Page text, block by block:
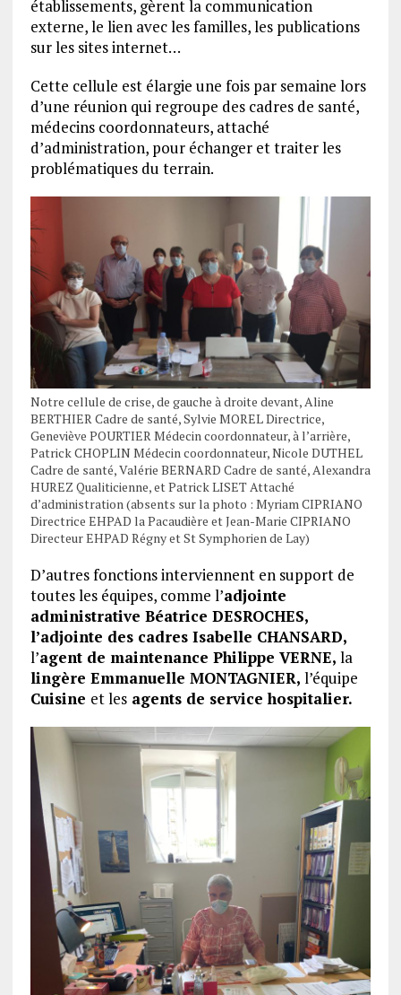
établissements, gèrent la communication
externe, le lien avec les familles, les publications
sur les sites internet…
Cette cellule est élargie une fois par semaine lors
d’une réunion qui regroupe des cadres de santé,
médecins coordonnateurs, attaché
d’administration, pour échanger et traiter les
problématiques du terrain.
Notre cellule de crise, de gauche à droite devant, Aline
BERTHIER Cadre de santé, Sylvie MOREL Directrice,
Geneviève POURTIER Médecin coordonnateur, à l’arrière,
Patrick CHOPLIN Médecin coordonnateur, Nicole DUTHEL
Cadre de santé, Valérie BERNARD Cadre de santé, Alexandra
HUREZ Qualiticienne, et Patrick LISET Attaché
d’administration (absents sur la photo : Myriam CIPRIANO
Directrice EHPAD la Pacaudière et Jean-Marie CIPRIANO
Directeur EHPAD Régny et St Symphorien de Lay)
D’autres fonctions interviennent en support de
toutes les équipes, comme l’adjointe
administrative Béatrice DESROCHES,
l’adjointe des cadres Isabelle CHANSARD,
l’agent de maintenance Philippe VERNE, la
lingère Emmanuelle MONTAGNIER, l’équipe
Cuisine et lesagents de service hospitalier.